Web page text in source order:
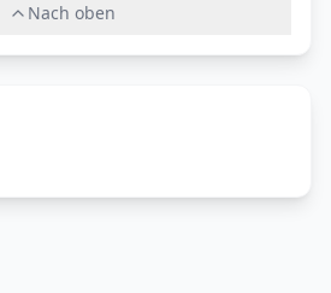
Nach oben